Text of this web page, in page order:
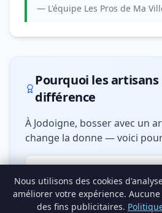
Nous utilisons des cookies
améliorer votre expérience.
des fins publicitaires.
— L'équipe Les Pros de Ma
Pourquoi les
différence
À Jodoigne, bosser avec un
change la donne — voici
🏘️ Connaissance du bâti local
Briques, ardoises, pierres bleues…
les matériaux typiques de la région
adaptées.